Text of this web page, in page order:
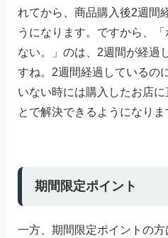
れてから、商品購入後2週間
うになります。ですから、
ない。」のは、2週間が経過
すね。2週間経過しているの
いない時には購入したお店
とで解決できるようになりま
期間限定ポイント
一方、期間限定ポイントの